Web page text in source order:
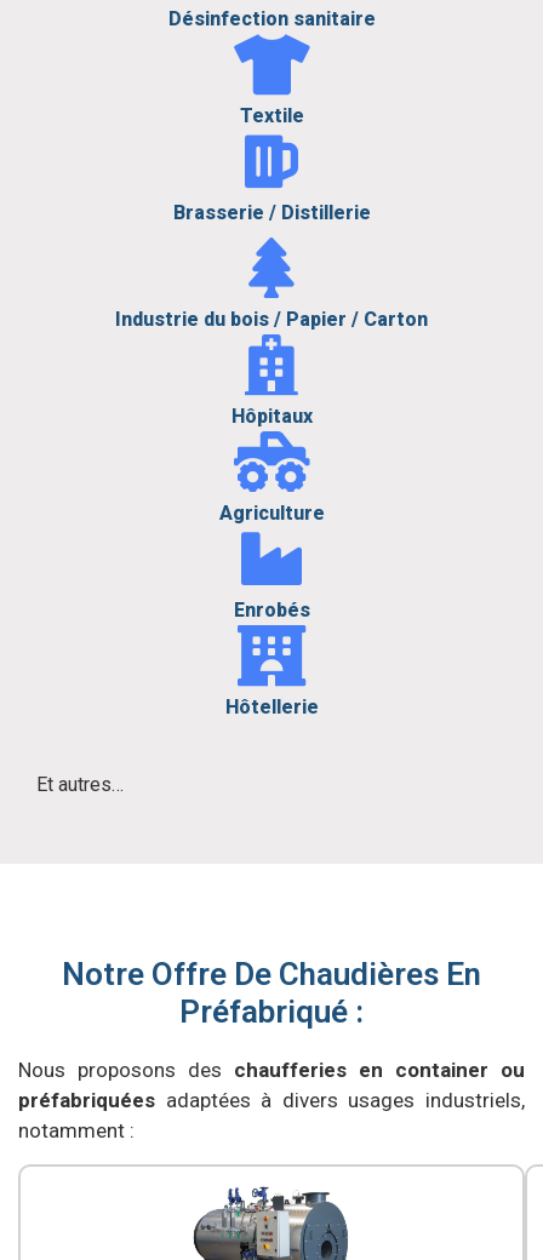
Désinfection sanitaire
Textile
Brasserie / Distillerie
Industrie du bois / Papier / Carton
Hôpitaux
Agriculture
Enrobés
Hôtellerie
Et autres…
Notre Offre De Chaudières En
Préfabriqué :
Nous proposons des chaufferies en container ou
préfabriquées adaptées à divers usages industriels,
notamment :